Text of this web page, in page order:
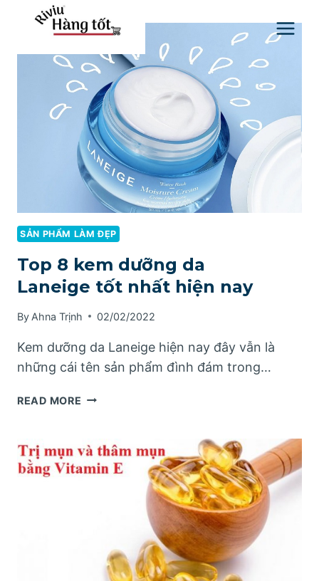
SẢN PHẨM LÀM ĐẸP
Top 8 kem dưỡng da
Laneige tốt nhất hiện nay
By Ahna Trịnh 02/02/2022
Kem dưỡng da Laneige hiện nay đây vẫn là
những cái tên sản phẩm đình đám trong…
READ MORE TOP
DƯỠNG
DA
LANEIGE TỐT